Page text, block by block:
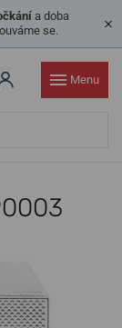
a doba
se.
Menu